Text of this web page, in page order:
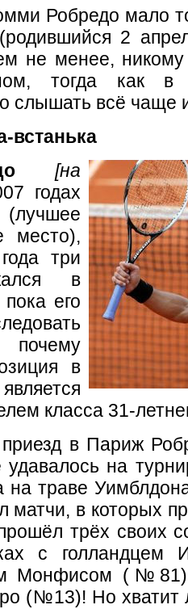
Робредо мало
2
не менее, никому
тогда как в
слышать всё чаще
встанька
[на
годах
место),
три
в
его
в
класса 31-
в Париж
удавалось на
на траве
матчи, в которых
трёх своих
с
Монфисом (№81)
(№13)! Но хватит